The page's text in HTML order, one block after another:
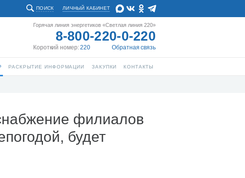
ЛИЧНЫЙ КАБИНЕТ
ПОИСК
Горячая линия энергетиков «Светлая линия 220»
8-800-220-0-220
Короткий номер:220 Обратная связь
РАСКРЫТИЕ ИНФОРМАЦИИ ЗАКУПКИ КОНТАКТЫ
филиалов
будет